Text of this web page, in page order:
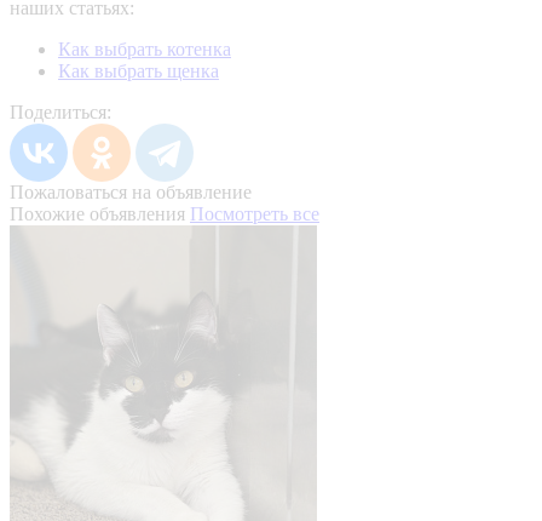
наших статьях:
Как выбрать котенка
Как выбрать щенка
Поделиться:
Пожаловаться на объявление
Похожие объявления Посмотреть все